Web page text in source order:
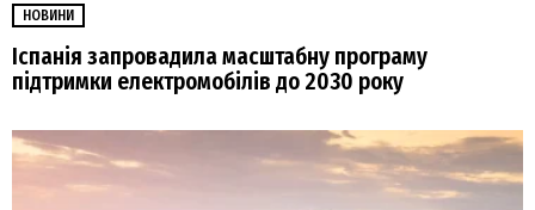
НОВИНИ
Іспанія запровадила масштабну програму
підтримки електромобілів до 2030 року